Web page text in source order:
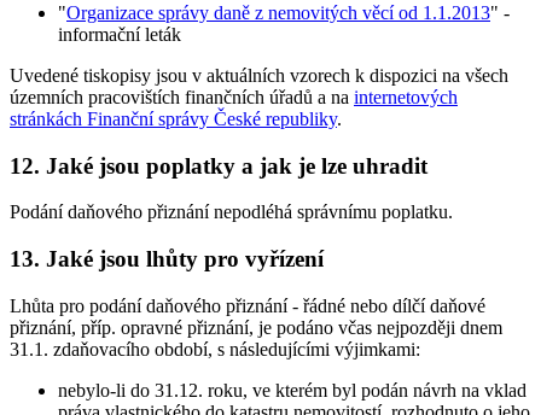
"Organizace správy daně z nemovitých věcí od 1.1.2013" -
informační leták
Uvedené tiskopisy jsou v aktuálních vzorech k dispozici na všech
územních pracovištích finančních úřadů a na internetových
stránkách Finanční správy České republiky.
12. Jaké jsou poplatky a jak je lze uhradit
Podání daňového přiznání nepodléhá správnímu poplatku.
13. Jaké jsou lhůty pro vyřízení
Lhůta pro podání daňového přiznání - řádné nebo dílčí daňové
přiznání, příp. opravné přiznání, je podáno včas nejpozději dnem
31.1. zdaňovacího období, s následujícími výjimkami:
nebylo-li do 31.12. roku, ve kterém byl podán návrh na vklad